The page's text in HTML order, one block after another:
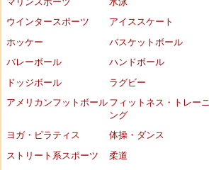
ウインタースポーツ
アイススケート
ホッケー
バスケットボール
バレーボール
ハンドボール
ドッジボール
ラグビー
アメリカンフットボール フィットネス・トレーニ
ング
ヨガ・ピラティス
体操・ダンス
ストリート系スポーツ
柔道